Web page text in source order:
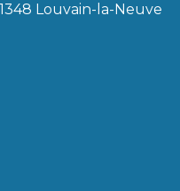
Louvain-la-Neuve